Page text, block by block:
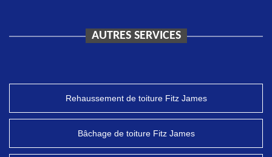
AUTRES SERVICES
Rehaussement de toiture Fitz James
Bâchage de toiture Fitz James